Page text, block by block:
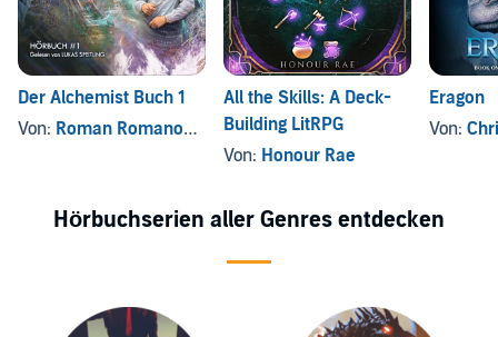
Der Alchemist Buch 1
Von: Roman Romanovich
All the Skills: A Deck-
Building LitRPG
Von: Honour Rae
Eragon
Von:
Hörbuchserien aller Genres entdecken